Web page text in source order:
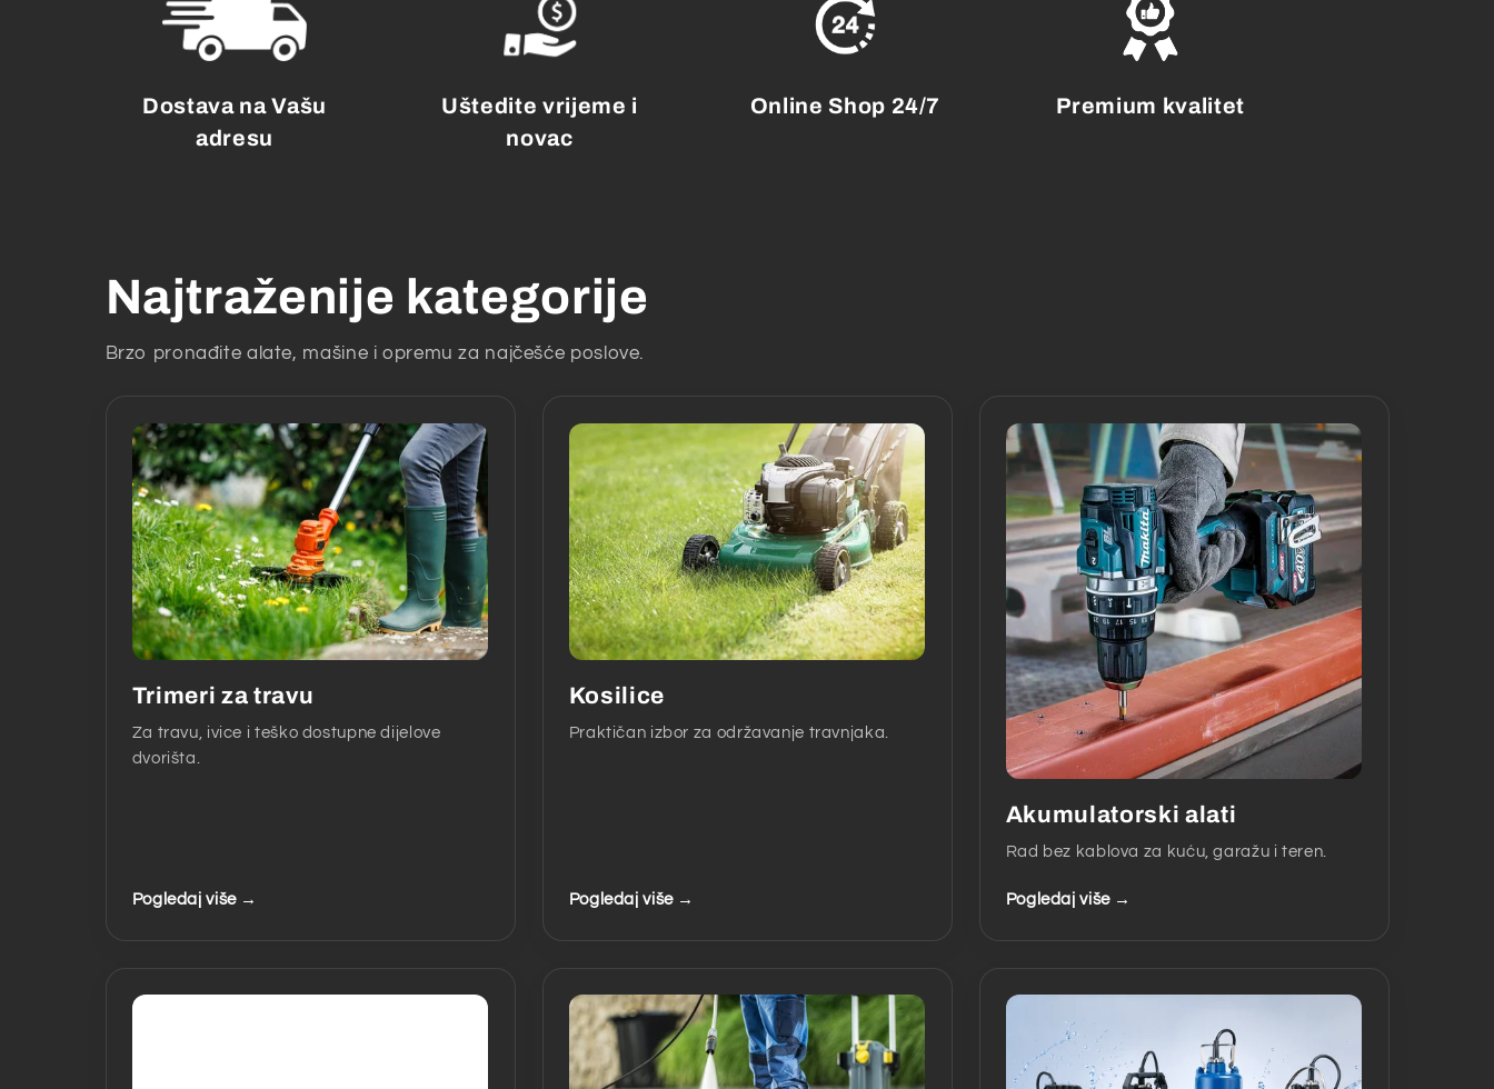
Dostava na Vašu
adresu
Uštedite vrijeme i
novac
Online Shop 24/7 Premium kvalitet
Najtraženije kategorije
Brzo pronađite alate, mašine i opremu za najčešće poslove.
Trimeri za travu
Za travu, ivice i teško dostupne dijelove
dvorišta.
Pogledaj više →
Kosilice
Praktičan izbor za održavanje travnjaka.
Pogledaj više →
Akumulatorski alati
Rad bez kablova za kuću, garažu i teren.
Pogledaj više →